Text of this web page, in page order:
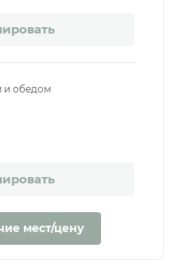
и обедом
мест/цену